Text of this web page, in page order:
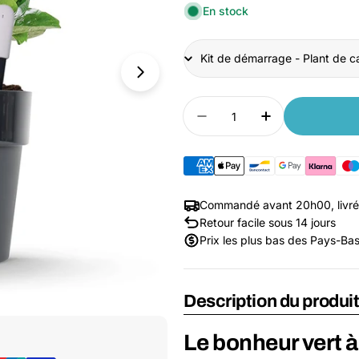
Ouvrir le média 1 dans une fenêtre
En stock
Title
Quantité
Diminuer la quantité
Augmenter
Commandé avant 20h00,
Retour facile sous 14 jours
Prix les plus bas des Pays-Bas
Description du produit
Le bonheur vert